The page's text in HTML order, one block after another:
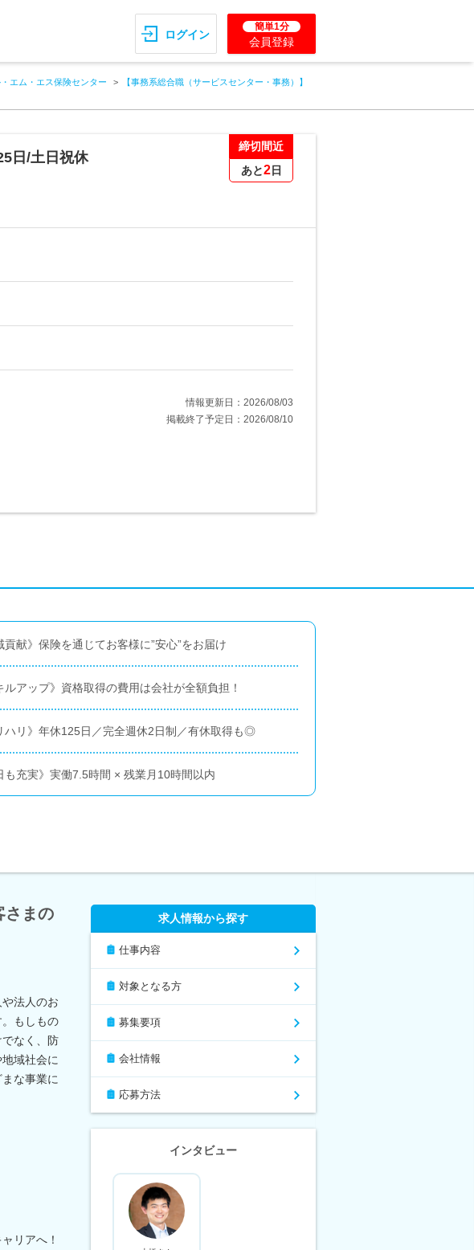
ログイン
簡単1分
会員登録
エム・エス保険センター
【事務系総合職（サービスセンター・事務）】
締切間近
あと2日
日/土日祝休
情報更新日：2026/08/03
掲載終了予定日：2026/08/10
貢献》保険を通じてお客様に”安心”をお届け
ルアップ》資格取得の費用は会社が全額負担！
ハリ》年休125日／完全週休2日制／有休取得も◎
も充実》実働7.5時間 × 残業月10時間以内
さまの
法人のお
もしもの
なく、防
域社会に
な事業に
リアへ！
求人情報から探す
仕事内容
対象となる方
募集要項
会社情報
応募方法
インタビュー